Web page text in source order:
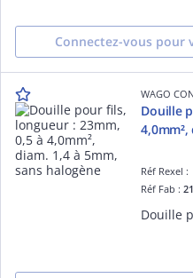
Connectez-vous pour
WAGO
Douille
Réf Rexel
Réf Fab :